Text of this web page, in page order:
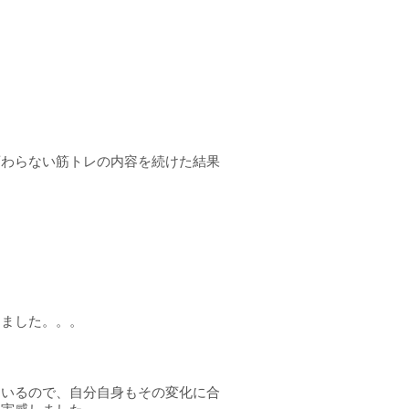
らない筋トレの内容を続けた結果
した。。。
るので、自分自身もその変化に合